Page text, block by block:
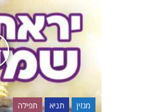
מגזין תניא תפילה